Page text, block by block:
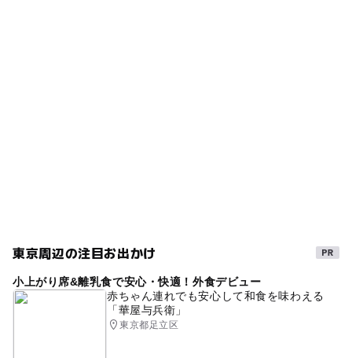
東京周辺の注目お出かけ
小上がり席&離乳食で安心・快適！外食デビュー
赤ちゃん連れでも安心して和食を味わえる
「華屋与兵衛」
東京都足立区